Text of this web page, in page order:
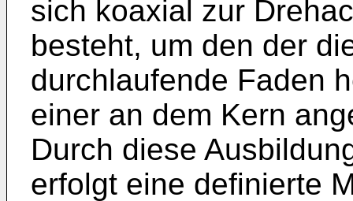
sich koaxial zur
besteht, um den der
durchlaufende Faden
einer an dem Kern
Durch diese
erfolgt eine definierte